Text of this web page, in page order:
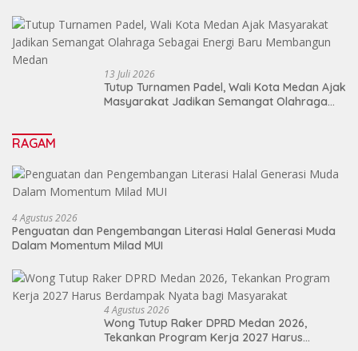
13 Juli 2026
Tutup Turnamen Padel, Wali Kota Medan Ajak
Masyarakat Jadikan Semangat Olahraga
RAGAM
4 Agustus 2026
Penguatan dan Pengembangan Literasi Halal Generasi Muda
Dalam Momentum Milad MUI
4 Agustus 2026
Wong Tutup Raker DPRD Medan 2026,
Tekankan Program Kerja 2027 Harus